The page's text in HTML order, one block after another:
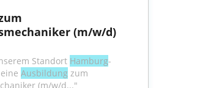
(m/w/d)
Stand­ort Hamburg-
Ausbildung zum
(m/w/d..."